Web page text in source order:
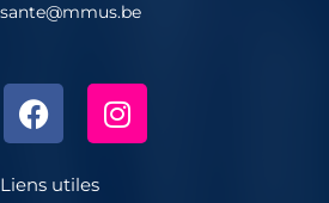
sante@mmus.be
F
a
c
e
I
n
s
Liens utiles